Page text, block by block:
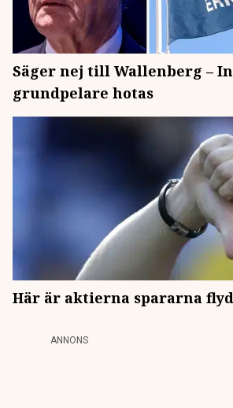
Säger nej till Wallenberg –
grundpelare hotas
Här är aktierna spararna
ANNONS